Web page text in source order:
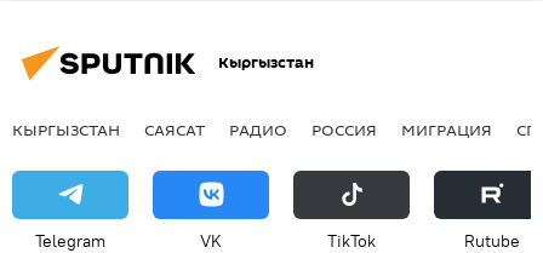
Кыргызстан
КЫРГЫЗСТАН САЯСАТ РАДИО РОССИЯ МИГРАЦИЯ
Telegram VK ТikТоk Rutube